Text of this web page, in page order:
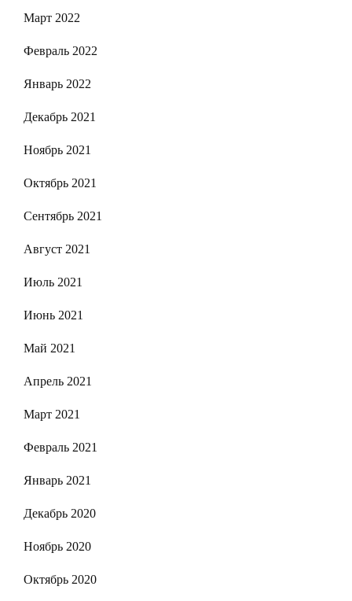
Март 2022
Февраль 2022
Январь 2022
Декабрь 2021
Ноябрь 2021
Октябрь 2021
Сентябрь 2021
Август 2021
Июль 2021
Июнь 2021
Май 2021
Апрель 2021
Март 2021
Февраль 2021
Январь 2021
Декабрь 2020
Ноябрь 2020
Октябрь 2020